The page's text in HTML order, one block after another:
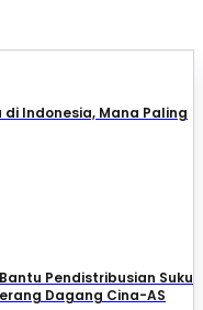
di Indonesia, Mana Paling
Pendistribusian Suku
Dagang Cina-AS